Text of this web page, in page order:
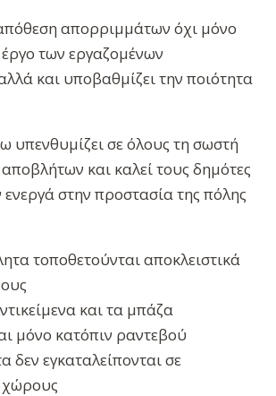
απορριμμάτων όχι μόνο
των εργαζομένων
και υποβαθμίζει την ποιότητα
υπενθυμίζει σε όλους τη σωστή
και καλεί τους δημότες
στην προστασία της πόλης
τοποθετούνται αποκλειστικά
και τα μπάζα
μόνο κατόπιν ραντεβού
δεν εγκαταλείπονται σε
χώρους